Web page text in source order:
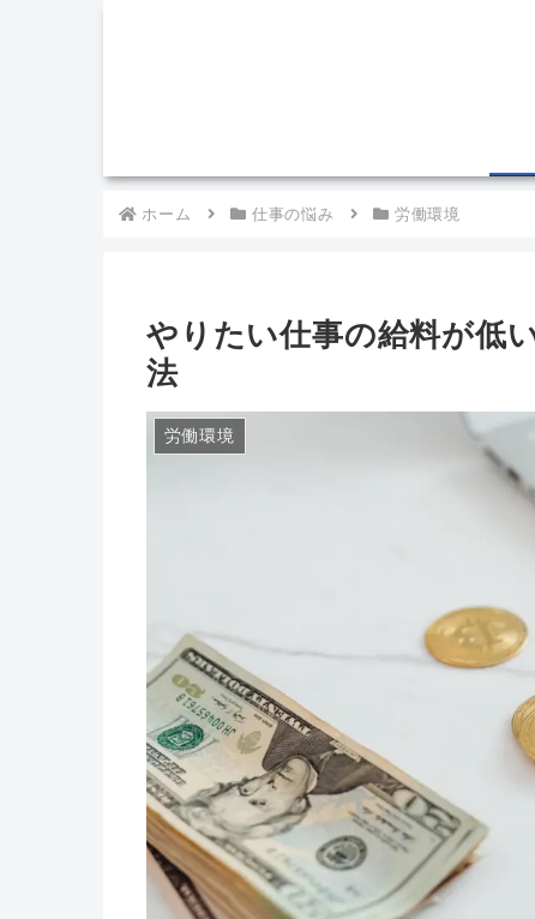
ホーム 仕事の悩み 労働環境
やりたい仕事の給料が低
法
労働環境